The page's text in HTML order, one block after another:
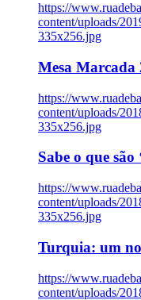
https://
content/uploads/
335x256.jpg
Mesa Marcada
https://
content/uploads/
335x256.jpg
Sabe o que
https://
content/uploads/
335x256.jpg
Turquia: um
https://
content/uploads/